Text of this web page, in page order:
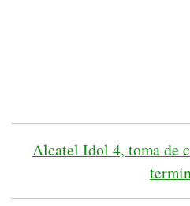
Alcatel Idol 4, toma de